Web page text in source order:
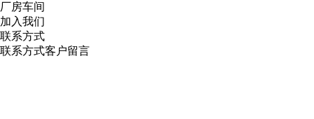
厂房车间
加入我们
联系方式
联系方式客户留言